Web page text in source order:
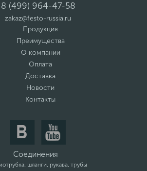
8 (499) 964-47-58
zakaz@festo-russia.ru
Продукция
Преимущества
О компании
Оплата
Доставка
Новости
Контакты
Соединения
шланги, рукава, трубы